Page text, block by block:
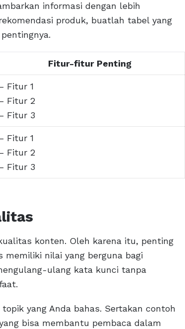
informasi dengan lebih
produk, buatlah tabel yang
Fitur-fitur Penting
Fitur 1
Fitur 2
Fitur 3
Fitur 1
Fitur 2
Fitur 3
konten. Oleh karena itu, penting
nilai yang berguna bagi
ulang kata kunci tanpa
yang Anda bahas. Sertakan contoh
bisa membantu pembaca dalam